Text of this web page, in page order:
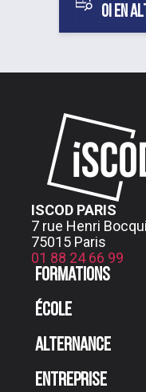
oi en
ISCOD PARIS
7 rue Henri
75015 Paris
01 88 24 66 99
Formations
École
Alternance
Entreprise